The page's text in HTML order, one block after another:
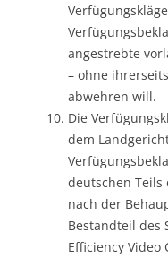
angestrebte
– ohne
abwehren will.
Die
dem
deutschen Teils
nach der
Bestandteil des
Efficiency Video